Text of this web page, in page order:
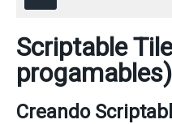
Scriptable
progamables)
Creando